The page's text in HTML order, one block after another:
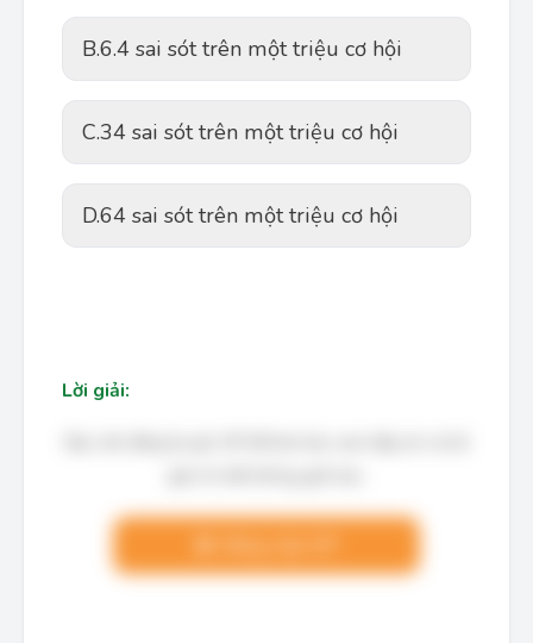
B.6.4 sai sót trên một triệu cơ hội
C.34 sai sót trên một triệu cơ hội
D.64 sai sót trên một triệu cơ hội
Lời giải: